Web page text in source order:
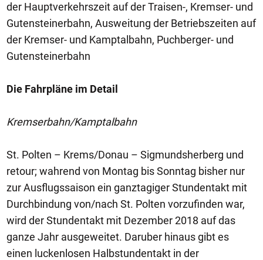
der Hauptverkehrszeit auf der Traisen-, Kremser- und
Gutensteinerbahn, Ausweitung der Betriebszeiten auf
der Kremser- und Kamptalbahn, Puchberger- und
Gutensteinerbahn
Die Fahrpläne im Detail
Kremserbahn/Kamptalbahn
St. Polten – Krems/Donau – Sigmundsherberg und
retour; wahrend von Montag bis Sonntag bisher nur
zur Ausflugssaison ein ganztagiger Stundentakt mit
Durchbindung von/nach St. Polten vorzufinden war,
wird der Stundentakt mit Dezember 2018 auf das
ganze Jahr ausgeweitet. Daruber hinaus gibt es
einen luckenlosen Halbstundentakt in der